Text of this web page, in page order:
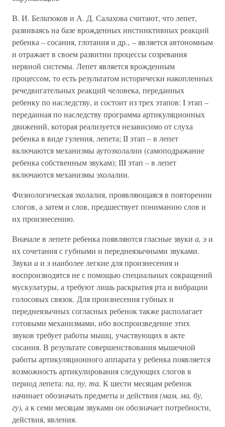
В. И. Бельтюков и А. Д. Салахова считают, что лепет,
развиваясь на базе врожденных инстинктивных реакций
ребенка – сосания, глотания и др., – является автономным
и отражает в своем развитии процессы созревания
нервной системы. Лепет является врожденным
процессом, то есть результатом исторически накопленных
речедвигательных реакций человека, переданных
ребенку по наследству, и состоит из трех этапов: I этап –
переданная по наследству программа артикуляционных
движений, которая реализуется независимо от слуха
ребенка в виде гуления, лепета; II этап – в лепет
включаются механизмы аутоэхолалии (самоподражание
ребенка собственным звукам); III этап – в лепет
включаются механизмы эхолалии.
Физиологическая эхолалия, проявляющаяся в повторении
слогов, а затем и слов, предшествует пониманию слов и
их произнесению.
Вначале в лепете ребенка появляются гласные звуки а, эи
их сочетания с губными и переднеязычными звуками.
Звуки аи энаиболее легкие для произнесения и
воспроизводятся не с помощью специальных сокращений
мускулатуры, а требуют лишь раскрытия рта и вибрации
голосовых связок. Для произнесения губных и
переднеязычных согласных ребенок также располагает
готовыми механизмами, ибо воспроизведение этих
звуков требует работы мышц, участвующих в акте
сосания. В результате совершенствования мышечной
работы артикуляционного аппарата у ребенка появляется
возможность артикулирования следующих слогов в
период лепета: па, пу, та. К шести месяцам ребенок
начинает обозначать предметы и действия(мам, ма, бу,
гу), а к семи месяцам звуками он обозначает потребности,
действия, явления.